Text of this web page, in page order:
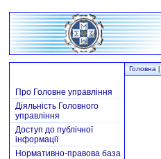
Головна
Про Головне управління
Діяльність Головного
управління
Доступ до публічної
інформації
Нормативно-правова база